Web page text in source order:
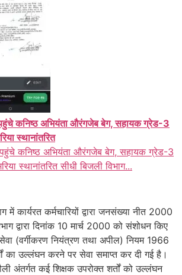
कनिष्ठ अभियंता औरंगजेब बेग, सहायक ग्रेड-3
स्थानांतरित
पहुंचे कनिष्ठ अभियंता औरंगजेब बेग, सहायक ग्रेड-3
स्थानांतरित सीधी बिजली विभाग...
कार्यरत कर्मचारियों द्वारा जनसंख्या नीत 2000
द्वारा दिनांक 10 मार्च 2000 को संशोधन किए
(वर्गीकरण नियंत्रण तथा अपील) नियम 1966
का उल्लंघन करने पर सेवा समाप्त कर दी गई है।
अंतर्गत कई शिक्षक उपरोक्त शर्तों को उल्लंघन